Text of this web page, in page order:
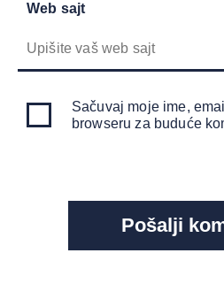
Web sajt
Sačuvaj moje ime,
browseru za buduće